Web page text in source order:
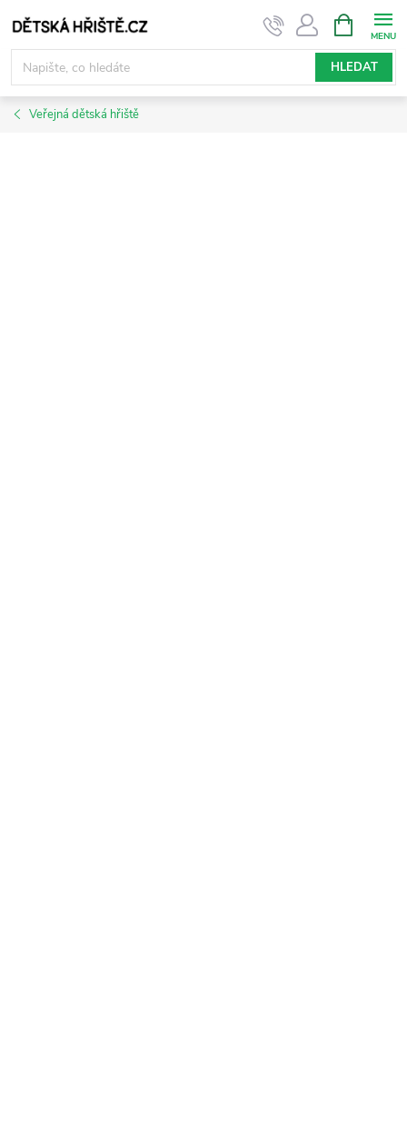
na
obsah
HLEDAT
NÁKUPNÍ
KOŠÍK
Veřejná dětská hřiště